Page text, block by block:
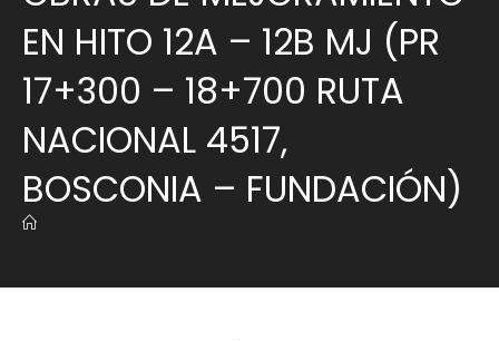
EN HITO 12A – 12B MJ (PR
17+300 – 18+700 RUTA
NACIONAL 4517,
BOSCONIA – FUNDACIÓN)